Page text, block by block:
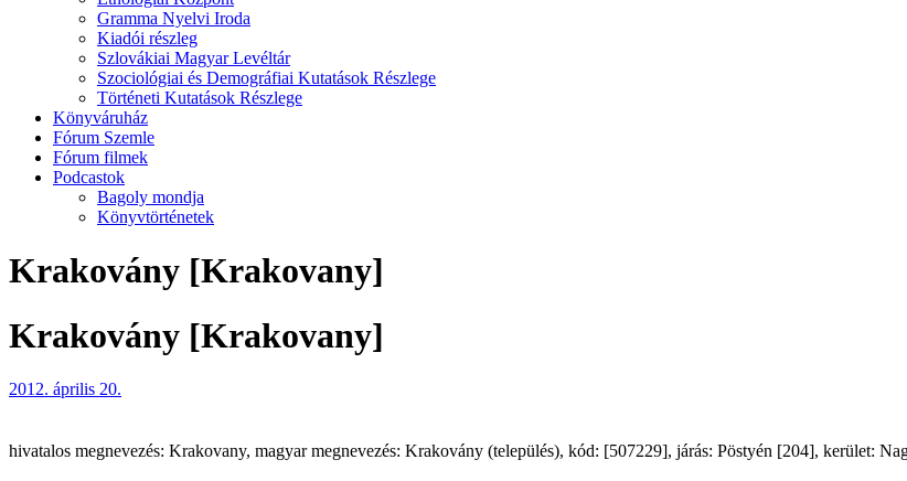
Gramma Nyelvi Iroda
Kiadói részleg
Szlovákiai Magyar Levéltár
Szociológiai és Demográfiai Kutatások Részlege
Történeti Kutatások Részlege
Könyváruház
Fórum Szemle
Fórum filmek
Podcastok
Bagoly mondja
Könyvtörténetek
Krakovány [Krakovany]
Krakovány [Krakovany]
2012. április 20.
hivatalos megnevezés: Krakovany, magyar megnevezés: Krakovány (település), kód: [507229], járás: Pöstyén [204], kerület: